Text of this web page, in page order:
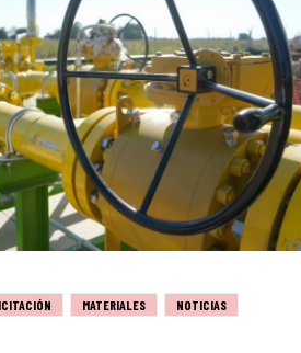
MATERIALES
NOTICIAS